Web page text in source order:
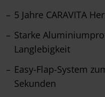
5 Jahre CARAVITA
Starke
Langlebigkeit
Easy-Flap-System
Sekunden